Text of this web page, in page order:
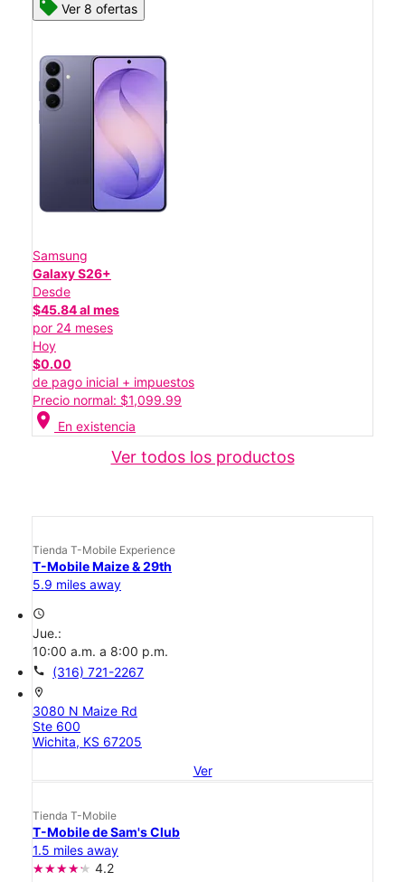
Ver 8 ofertas
Samsung
Galaxy S26+
Desde
$45.84 al mes
por 24 meses
Hoy
$0.00
de pago inicial + impuestos
Precio normal: $1,099.99
location_on En existencia
Ver todos los productos
Tienda T-Mobile Experience
T-Mobile Maize & 29th
5.9 miles away
access_time
Jue.:
10:00 a.m. a 8:00 p.m.
call (316) 721-2267
location_on
3080 N Maize Rd
Ste 600
Wichita, KS 67205
Ver
Tienda T-Mobile
T-Mobile de Sam's Club
1.5 miles away
4.2